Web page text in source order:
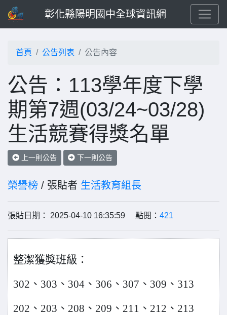
彰化縣陽明國中全球資訊網
首頁 公告列表 公告內容
公告：113學年度下學
期第7週(03/24~03/28)
生活競賽得獎名單
上一則公告 下一則公告
榮譽榜 / 張貼者 生活教育組長
張貼日期： 2025-04-10 16:35:59 點閱： 421
整潔獲獎班級：
302 、 303 、 304 、 306 、 307 、 309 、 313
202 、 203 、 208 、 209 、 211 、 212 、 213